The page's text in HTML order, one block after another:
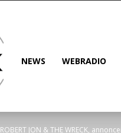
NEWS WEBRADIO
ROBERT JON & THE WRECK,